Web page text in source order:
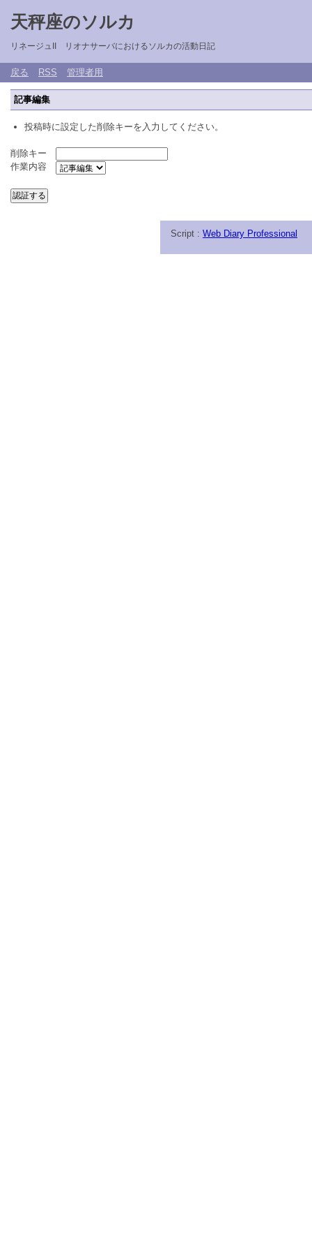
天秤座のソルカ
リネージュII リオナサーバにおけるソルカの活動日記
戻る RSS 管理者用
記事編集
投稿時に設定した削除キーを入力してください。
削除キー
作業内容
Script : Web Diary Professional